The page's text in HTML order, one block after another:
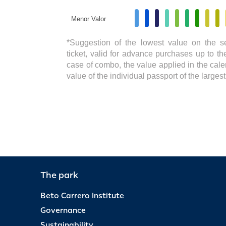
Menor Valor
*Suggestion of the lowest value on the
ticket, valid for advance purchases up to
case of combo, the value applied in the
value of the individual passport of the
The park
Beto Carrero Institute
Governance